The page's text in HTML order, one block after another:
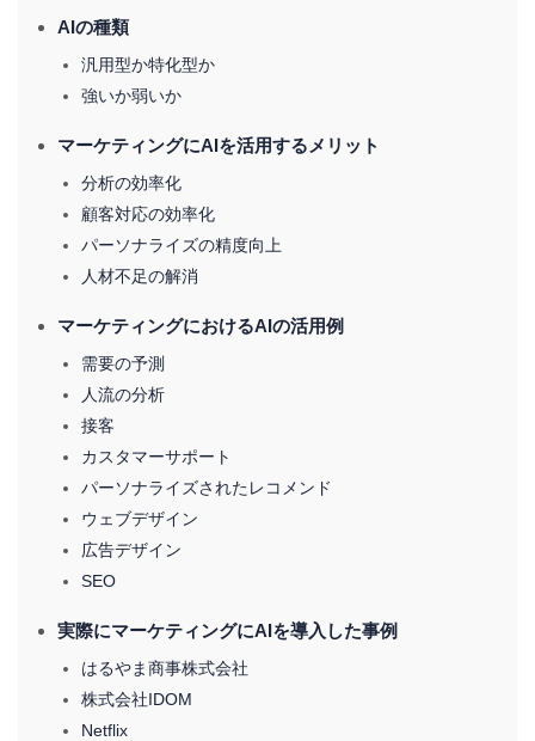
AIの種類
汎用型か特化型か
強いか弱いか
マーケティングにAIを活用するメリット
分析の効率化
顧客対応の効率化
パーソナライズの精度向上
人材不足の解消
マーケティングにおけるAIの活用例
需要の予測
人流の分析
接客
カスタマーサポート
パーソナライズされたレコメンド
ウェブデザイン
広告デザイン
SEO
実際にマーケティングにAIを導入した事例
はるやま商事株式会社
株式会社IDOM
Netflix